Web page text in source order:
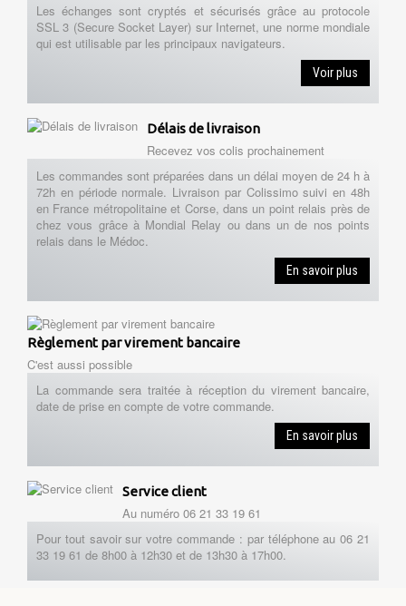
Les échanges sont cryptés et sécurisés grâce au protocole
SSL 3 (Secure Socket Layer) sur Internet, une norme mondiale
qui est utilisable par les principaux navigateurs.
Voir plus
Délais de livraison
Recevez vos colis prochainement
Les commandes sont préparées dans un délai moyen de 24 h à
72h en période normale. Livraison par Colissimo suivi en 48h
en France métropolitaine et Corse, dans un point relais près de
chez vous grâce à Mondial Relay ou dans un de nos points
relais dans le Médoc.
En savoir plus
Règlement par virement bancaire
C'est aussi possible
La commande sera traitée à réception du virement bancaire,
date de prise en compte de votre commande.
En savoir plus
Service client
Au numéro 06 21 33 19 61
Pour tout savoir sur votre commande : par téléphone au 06 21
33 19 61 de 8h00 à 12h30 et de 13h30 à 17h00.